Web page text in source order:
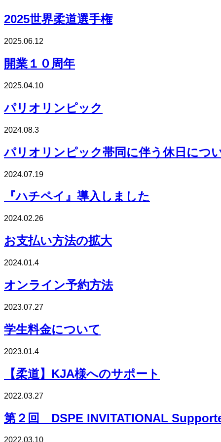
2025世界柔道選手権
2025.06.12
開業１０周年
2025.04.10
パリオリンピック
2024.08.3
パリオリンピック帯同に伴う休日につ
2024.07.19
『ハチペイ』導入しました
2024.02.26
お支払い方法の拡大
2024.01.4
オンライン予約方法
2023.07.27
学生料金について
2023.01.4
【柔道】KJA様へのサポート
2022.03.27
第２回 DSPE INVITATIONAL
2022.03.10